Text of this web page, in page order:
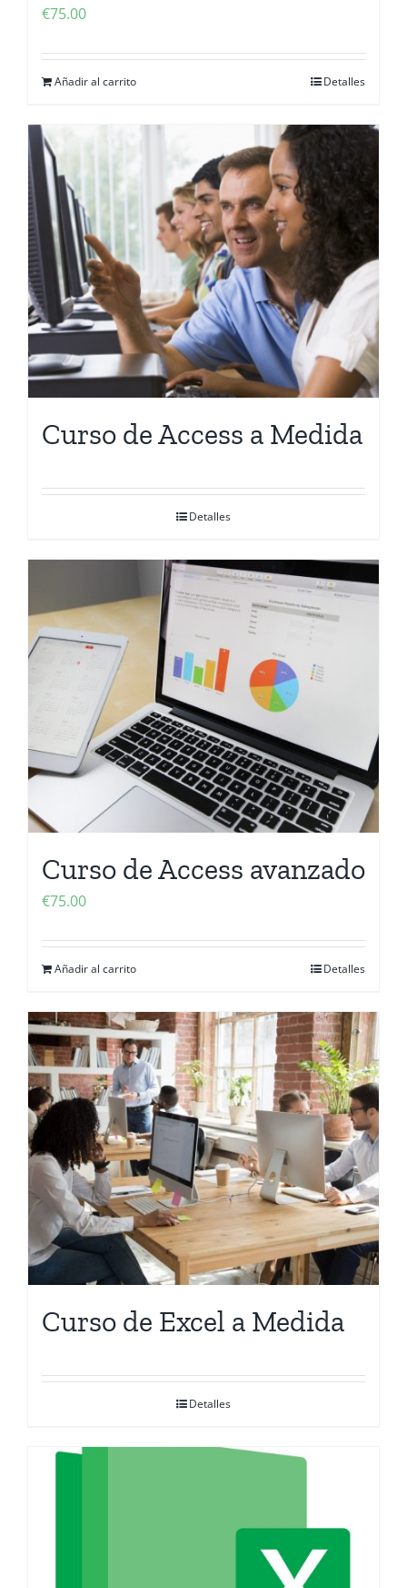
€75.00
Añadir al carrito Detalles
Curso de Access a Medida
Detalles
Curso de Access avanzado
€75.00
Añadir al carrito Detalles
Curso de Excel a Medida
Detalles